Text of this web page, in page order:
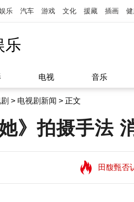
乐 汽车 游戏 文化 援藏 插画
乐
电视 音乐
> 电视剧新闻 > 正文
她》拍摄手法
田馥甄否
望11:08
田馥甄否